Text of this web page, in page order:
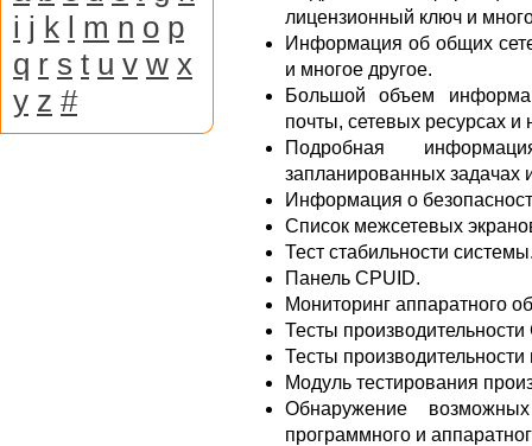
лицензионный ключ и
Информация об общих
и многое другое.
Большой объем
почты, сетевых ресурсах и
Подробная
запланированных задачах
Информация о
Список межсетевых
Тест стабильности
Панель CPUID.
Мониторинг аппаратного
Тесты
Тесты
Модуль тестирования
Обнаружение
программного и
i j k l m n o p
q r s t u v w x
y z #